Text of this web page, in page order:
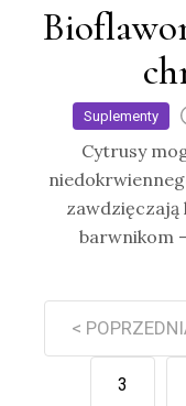
Suplementy
Cytrusy
zawdzięczają
barwnikom
<
3